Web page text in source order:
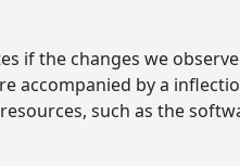
if the changes we
accompanied by a
such as the